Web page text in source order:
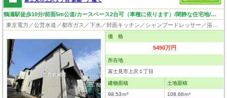
鶴瀬駅徒歩10分/前面5m公道/カースペース2台可（車種に依ります）/閑静な住宅地/住環境良好
価 格
5490万円
所在地
富士見市上沢１丁目
建物面積
98.53ｍ²
土地面積
108.68ｍ²